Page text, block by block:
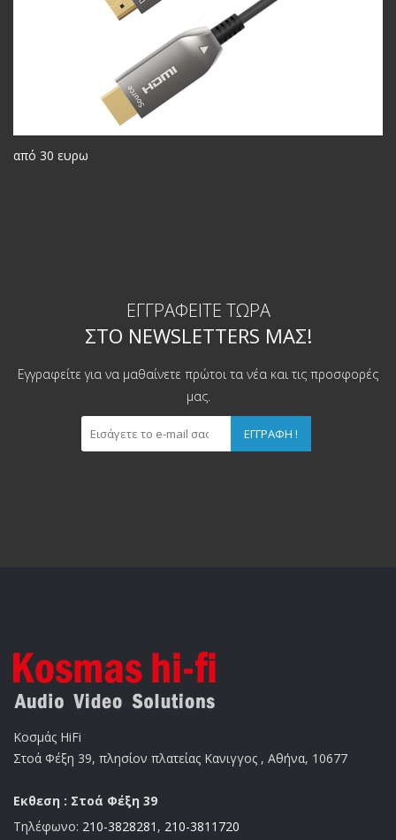
από 30 ευρω
ΕΓΓΡΑΦΕΊΤΕ ΤΏΡΑ
ΣΤΟ NEWSLETTERS ΜΑΣ!
Εγγραφείτε για να μαθαίνετε πρώτοι τα νέα και τις προσφορές
μας.
ΕΓΓΡΑΦΉ !
Κοσμάς HiFi
Στοά Φέξη 39, πλησίον πλατείας Κανιγγος , Αθήνα, 10677
Εκθεση : Στοά Φέξη 39
Τηλέφωνο: 210-3828281 , 210-3811720